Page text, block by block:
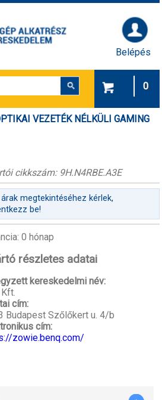
Belépés
0
VEZETÉK NÉLKÜLI GAMING
cikkszám: 9H.N4RBE.A3E
megtekintéséhez kérlek,
be!
0 hónap
részletes adatai
kereskedelmi név:
cím:
Budapest Szőlőkert u. 4/b
cím:
zowie.benq.com/